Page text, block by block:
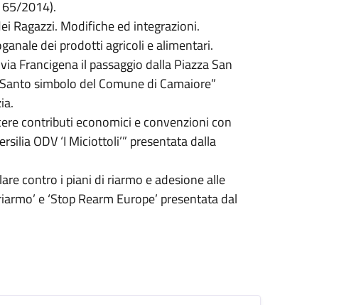
2014).
Ragazzi. Modifiche ed integrazioni.
dei prodotti agricoli e alimentari.
Francigena il passaggio dalla Piazza San
simbolo del Comune di Camaiore”
contributi economici e convenzioni con
ODV ‘I Miciottoli’” presentata dalla
contro i piani di riarmo e adesione alle
e ‘Stop Rearm Europe’ presentata dal